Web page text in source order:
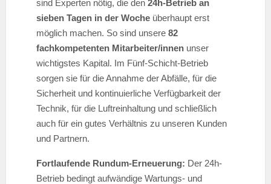
sind Experten nötig, die den 24h-Betrieb an
sieben Tagen in der Woche überhaupt erst
möglich machen. So sind unsere 82
fachkompetenten Mitarbeiter/innen unser
wichtigstes Kapital. Im Fünf-Schicht-Betrieb
sorgen sie für die Annahme der Abfälle, für die
Sicherheit und kontinuierliche Verfügbarkeit der
Technik, für die Luftreinhaltung und schließlich
auch für ein gutes Verhältnis zu unseren Kunden
und Partnern.
Fortlaufende Rundum-Erneuerung: Der 24h-
Betrieb bedingt aufwändige Wartungs- und